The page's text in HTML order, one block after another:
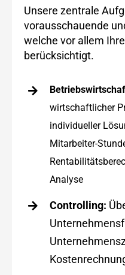
Unsere zentrale
vorausschauende
welche vor allem
berücksichtigt.
wirtschaftlicher
individueller
Mitarbeiter-
Analyse
Controlling: